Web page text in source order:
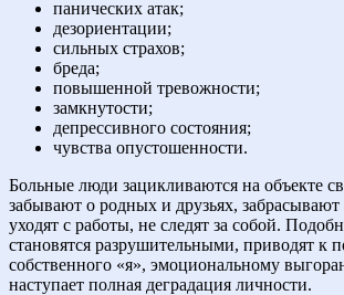
панических атак;
дезориентации;
сильных страхов;
бреда;
повышенной тревожности;
замкнутости;
депрессивного состояния;
чувства опустошенности.
Больные люди зацикливаются на объекте
забывают о родных и друзьях, забрасывают
уходят с работы, не следят за собой.
становятся разрушительными, приводят к
собственного «я», эмоциональному
наступает полная деградация личности.